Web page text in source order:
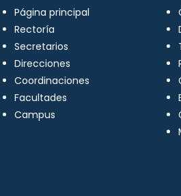
Página principal
Rectoría
Secretarios
Direcciones
Coordinaciones
Facultades
Campus